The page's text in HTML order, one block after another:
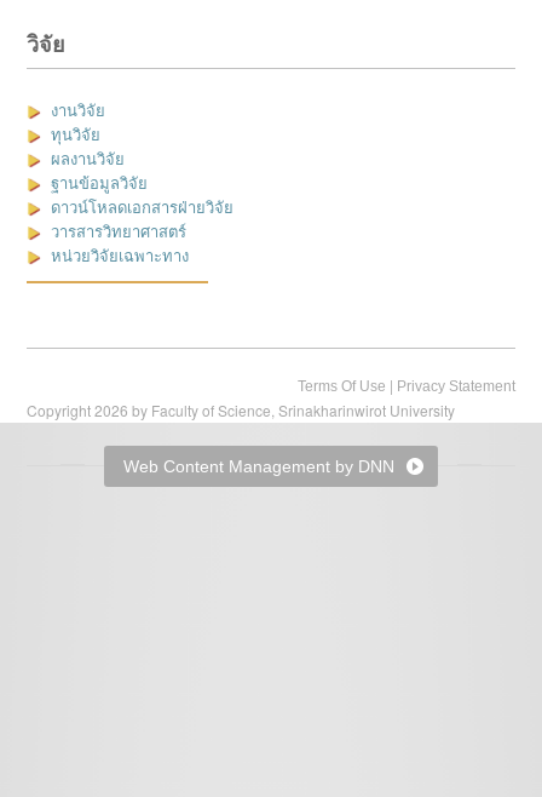
วิจัย
งานวิจัย
ทุนวิจัย
ผลงานวิจัย
ฐานข้อมูลวิจัย
ดาวน์โหลดเอกสารฝ่ายวิจัย
วารสารวิทยาศาสตร์
หน่วยวิจัยเฉพาะทาง
Terms Of Use | Privacy Statement
Copyright 2026 by Faculty of Science, Srinakharinwirot University
Web Content Management by DNN